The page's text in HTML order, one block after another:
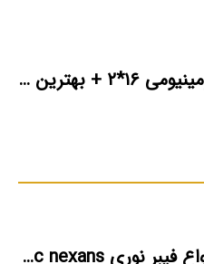
قیمت کابل آلومینیومی ۱۶*۲ + بهترین برند بازار + اطلاعات فنی
قیمت عمده انواع فیبر نوری ossc nexans